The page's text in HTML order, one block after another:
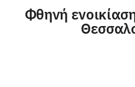
Φθηνή